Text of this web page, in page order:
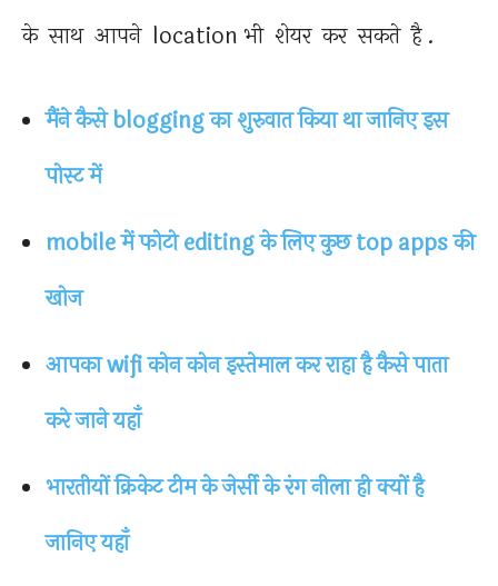
के साथ आपने location भी शेयर कर सकते है .
मैंने कैसे blogging का शुरुवात किया था जानिए इस
पोस्ट में
mobile में फोटो editing के लिए कुछ top apps की
खोज
आपका wifi कोन कोन इस्तेमाल कर राहा है कैसे पाता
करे जाने यहाँ
भारतीयों क्रिकेट टीम के जेर्सी के रंग नीला ही क्यों है
जानिए यहाँ